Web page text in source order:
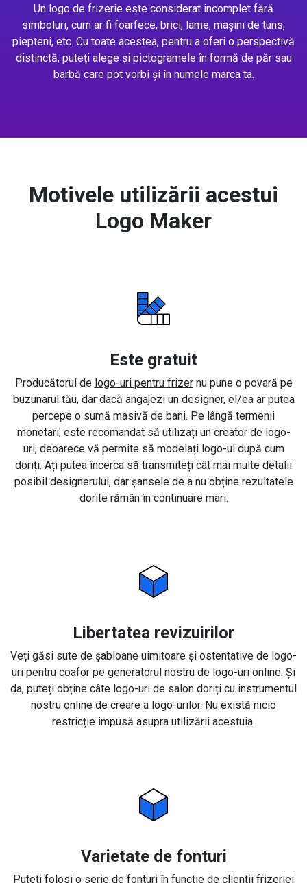
Un logo de frizerie este considerat incomplet fără
simboluri, cum ar fi foarfece, brici, lame, mașini de tuns,
piepteni, etc. Cu toate acestea, pentru a oferi o perspectivă
distinctă, puteți alege și pictogramele în formă de păr sau
barbă care pot vorbi și în numele marca ta.
Motivele utilizării acestui
Logo Maker
Este gratuit
Producătorul de logo-uri pentru frizernu pune o povară pe
buzunarul tău, dar dacă angajezi un designer, el/ea ar putea
percepe o sumă masivă de bani. Pe lângă termenii
monetari, este recomandat să utilizați un creator de logo-
uri, deoarece vă permite să modelați logo-ul după cum
doriți. Ați putea încerca să transmiteți cât mai multe detalii
posibil designerului, dar șansele de a nu obține rezultatele
dorite rămân în continuare mari.
Libertatea revizuirilor
Veți găsi sute de șabloane uimitoare și ostentative de logo-
uri pentru coafor pe generatorul nostru de logo-uri online. Și
da, puteți obține câte logo-uri de salon doriți cu instrumentul
nostru online de creare a logo-urilor. Nu există nicio
restricție impusă asupra utilizării acestuia.
Varietate de fonturi
Puteți folosi o serie de fonturi în funcție de clienții frizeriei